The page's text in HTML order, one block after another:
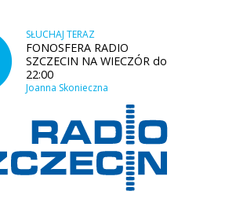
SŁUCHAJ TERAZ
FONOSFERA RADIO
SZCZECIN NA WIECZÓR do
22:00
Joanna Skonieczna